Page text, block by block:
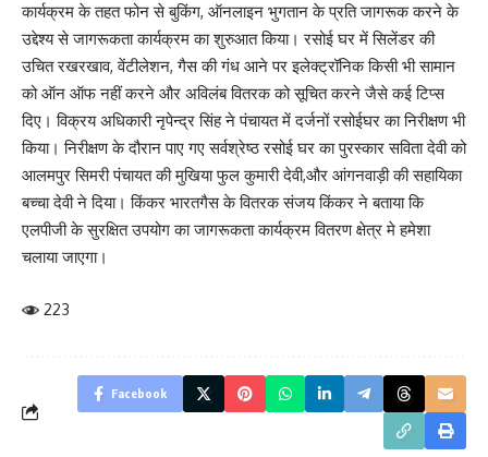
कार्यक्रम के तहत फोन से बुकिंग, ऑनलाइन भुगतान के प्रति जागरूक करने के
उद्देश्य से जागरूकता कार्यक्रम का शुरुआत किया। रसोई घर में सिलेंडर की
उचित रखरखाव, वेंटीलेशन, गैस की गंध आने पर इलेक्ट्रॉनिक किसी भी सामान
को ऑन ऑफ नहीं करने और अविलंब वितरक को सूचित करने जैसे कई टिप्स
दिए। विक्रय अधिकारी नृपेन्द्र सिंह ने पंचायत में दर्जनों रसोईघर का निरीक्षण भी
किया। निरीक्षण के दौरान पाए गए सर्वश्रेष्ठ रसोई घर का पुरस्कार सविता देवी को
आलमपुर सिमरी पंचायत की मुखिया फुल कुमारी देवी,और आंगनवाड़ी की सहायिका
बच्चा देवी ने दिया। किंकर भारतगैस के वितरक संजय किंकर ने बताया कि
एलपीजी के सुरक्षित उपयोग का जागरूकता कार्यक्रम वितरण क्षेत्र मे हमेशा
चलाया जाएगा।
223
Facebook